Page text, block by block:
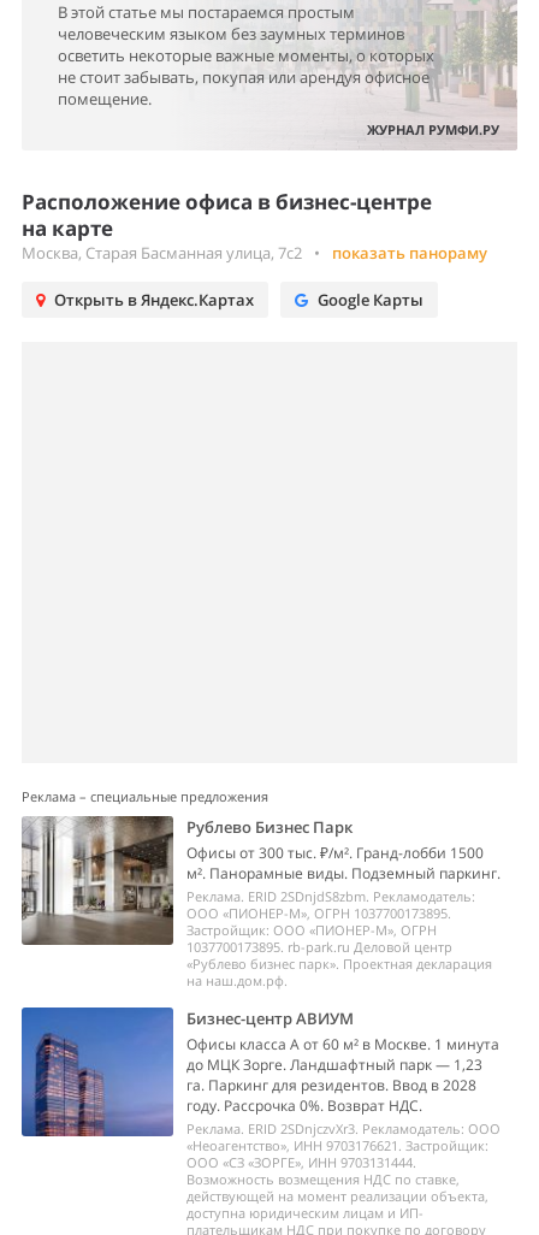
В этой статье мы постараемся простым
человеческим языком без заумных терминов
осветить некоторые важные моменты, о которых
не стоит забывать, покупая или арендуя офисное
помещение.
ЖУРНАЛ РУМФИ.РУ
Расположение офиса в бизнес-центре
на карте
Москва, Старая Басманная улица, 7с2 • показать панораму
Открыть в Яндекс.Картах Google Карты
Реклама – специальные предложения
Рублево Бизнес Парк
Офисы от 300 тыс. ₽/м². Гранд-лобби 1500
м². Панорамные виды. Подземный паркинг.
Реклама. ERID 2SDnjdS8zbm. Рекламодатель:
ООО «ПИОНЕР-М», ОГРН 1037700173895.
Застройщик: ООО «ПИОНЕР-М», ОГРН
1037700173895. rb-park.ru Деловой центр
«Рублево бизнес парк». Проектная декларация
на наш.дом.рф.
Бизнес-центр АВИУМ
Офисы класса А от 60 м² в Москве. 1 минута
до МЦК Зорге. Ландшафтный парк — 1,23
га. Паркинг для резидентов. Ввод в 2028
году. Рассрочка 0%. Возврат НДС.
Реклама. ERID 2SDnjczvXr3. Рекламодатель: ООО
«Неоагентство», ИНН 9703176621. Застройщик:
ООО «СЗ «ЗОРГЕ», ИНН 9703131444.
Возможность возмещения НДС по ставке,
действующей на момент реализации объекта,
доступна юридическим лицам и ИП-
плательщикам НДС при покупке по договору